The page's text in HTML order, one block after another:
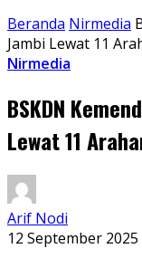
Beranda Nirmedia
Jambi Lewat 11
Nirmedia
BSKDN
Lewat 11
Arif Nodi
12 September 2025